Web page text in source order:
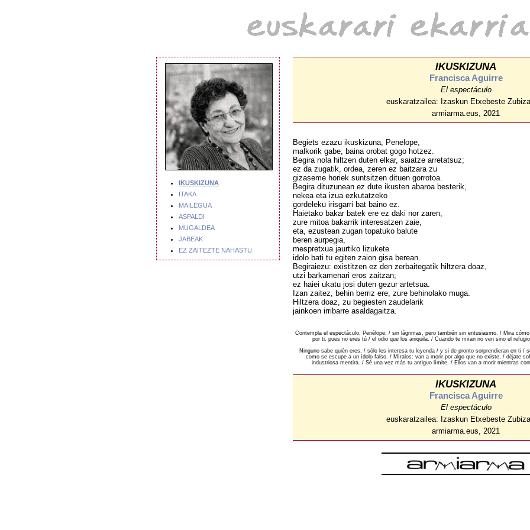
IKUSKIZUNA
ITAKA
MAILEGUA
ASPALDI
MUGALDEA
JABEAK
EZ ZAITEZTE NAHASTU
IKUSKIZUNA
Francisca Aguirre
El espectáculo
euskaratzailea: Izaskun Etxebeste
armiarma.eus, 2021
Begiets ezazu ikuskizuna, Penelope,
malkorik gabe, baina orobat gogo hotzez.
Begira nola hiltzen duten elkar, saiatze arretatsuz;
ez da zugatik, ordea, zeren ez baitzara zu
gizaseme horiek suntsitzen dituen gorrotoa.
Begira dituzunean ez dute ikusten abaroa besterik,
nekea eta izua ezkutatzeko
gordeleku irisgarri bat baino ez.
Haietako bakar batek ere ez daki nor zaren,
zure mitoa bakarrik interesatzen zaie,
eta, ezustean zugan topatuko balute
beren aurpegia,
mespretxua jaurtiko lizukete
idolo bati tu egiten zaion gisa berean.
Begiraiezu: existitzen ez den zerbaitegatik hiltzera doaz,
utzi barkamenari eros zaitzan;
ez haiei ukatu josi duten gezur artetsua.
Izan zaitez, behin berriz ere, zure behinolako muga.
Hiltzera doaz, zu begiesten zaudelarik
jainkoen irribarre asaldagaitza.
Contempla el espectáculo, Penélope, / sin lágrimas, pero también sin entusiasmo. / Mira
por ti, pues no eres tú / el odio que los aniquila. / Cuando te miran no ven sino el
Ninguno sabe quién eres, / sólo les interesa tu leyenda / y si de pronto sorprendieran en ti /
como se escupe a un ídolo falso. / Míralos: van a morir por algo que no existe, / déjate
industriosa mentira. / Sé una vez más tu antiguo límite. / Ellos van a morir mientras
IKUSKIZUNA
Francisca Aguirre
El espectáculo
euskaratzailea: Izaskun Etxebeste
armiarma.eus, 2021